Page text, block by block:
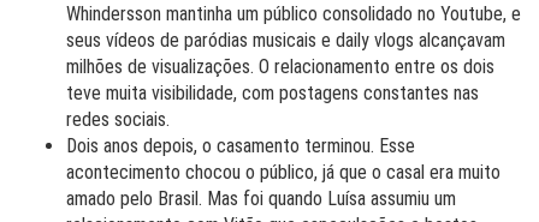
Whindersson mantinha um público consolidado no Youtube, e
seus vídeos de paródias musicais e daily vlogs alcançavam
milhões de visualizações. O relacionamento entre os dois
teve muita visibilidade, com postagens constantes nas
redes sociais.
Dois anos depois, o casamento terminou. Esse
acontecimento chocou o público, já que o casal era muito
amado pelo Brasil. Mas foi quando Luísa assumiu um